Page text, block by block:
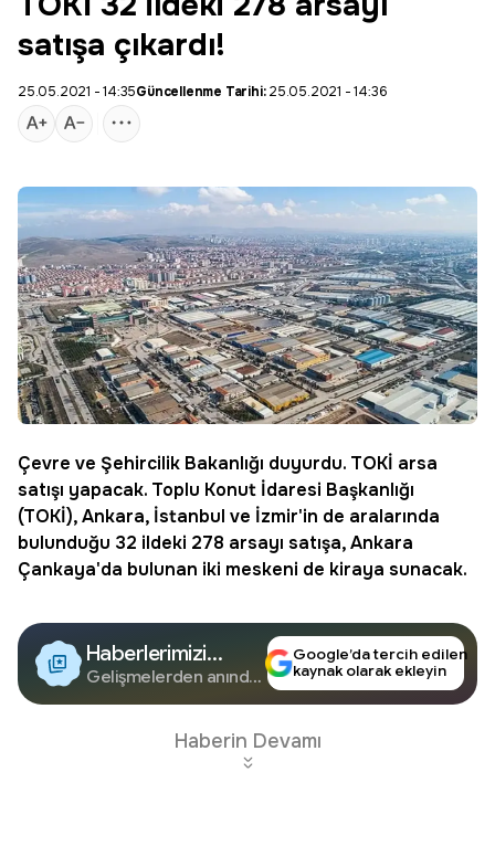
satışa çıkardı!
25.05.2021 - 14:35Güncellenme Tarihi:25.05.2021 - 14:36
Çevre ve Şehircilik Bakanlığı duyurdu. TOKİ arsa
satışı yapacak. Toplu Konut İdaresi Başkanlığı
(TOKİ), Ankara, İstanbul ve İzmir'in de aralarında
bulunduğu 32 ildeki 278 arsayı satışa, Ankara
Çankaya'da bulunan iki meskeni de kiraya sunacak.
Haberlerimizi
Google'da Takip
Edin
Gelişmelerden anında
Google’da tercih edilen
kaynak olarak ekleyin
Haberin Devamı